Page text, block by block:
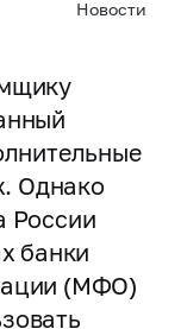
Новости
Однако
России
банки
(МФО)